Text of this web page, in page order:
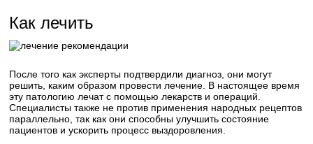
Как лечить
После того как эксперты подтвердили диагноз, они могут
решить, каким образом провести лечение. В настоящее время
эту патологию лечат с помощью лекарств и операций.
Специалисты также не против применения народных рецептов
параллельно, так как они способны улучшить состояние
пациентов и ускорить процесс выздоровления.